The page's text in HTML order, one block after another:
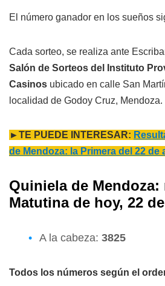
El número ganador en los sueños
Cada sorteo, se realiza ante
Salón de Sorteos del Instituto
Casinos ubicado en calle San
localidad de Godoy Cruz, Mendoza.
►TE PUEDE INTERESAR:
de Mendoza: la Primera del 22 de
Quiniela de
Matutina de hoy, 22
A la cabeza: 3825
Todos los números según el